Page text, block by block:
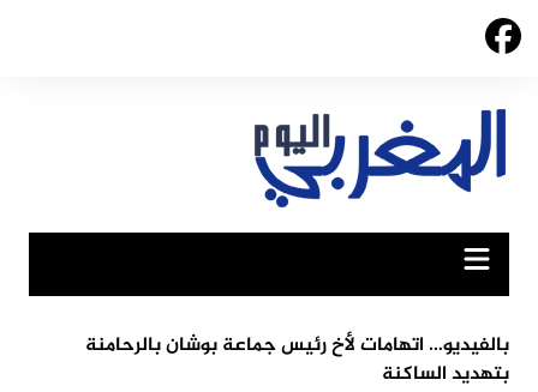
Skip
بالفيديو… اتهامات لأخ رئيس جماعة بوشان بالرحامنة
بتهديد الساكنة